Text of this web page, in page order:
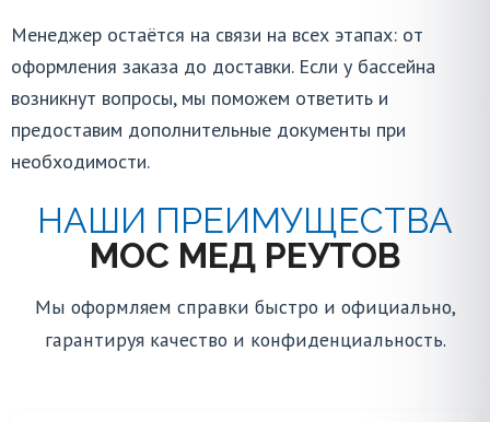
Менеджер остаётся на связи на всех этапах: от
оформления заказа до доставки. Если у бассейна
возникнут вопросы, мы поможем ответить и
предоставим дополнительные документы при
необходимости.
НАШИ ПРЕИМУЩЕСТВА
МОС МЕД РЕУТОВ
Мы оформляем справки быстро и официально,
гарантируя качество и конфиденциальность.